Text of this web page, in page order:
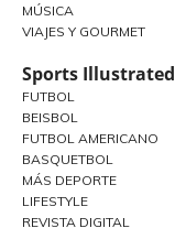
MÚSICA
VIAJES Y GOURMET
Sports Illustrated
FUTBOL
BEISBOL
FUTBOL AMERICANO
BASQUETBOL
MÁS DEPORTE
LIFESTYLE
REVISTA DIGITAL